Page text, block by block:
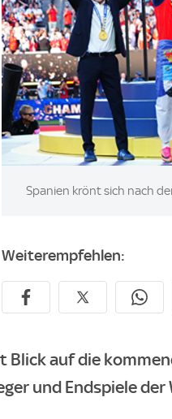
Image:
Spanien krönt sich nach
Weiterempfehlen:
Blick auf die
und Endspiele